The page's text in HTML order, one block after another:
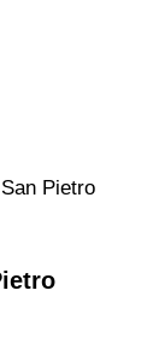
San Pietro